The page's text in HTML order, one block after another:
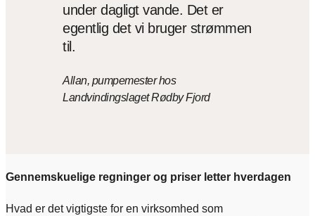
under dagligt vande. Det er
egentlig det vi bruger strømmen
til.
Allan, pumpemester hos
Landvindingslaget Rødby Fjord
Gennemskuelige regninger og priser letter hverdagen
Hvad er det vigtigste for en virksomhed som